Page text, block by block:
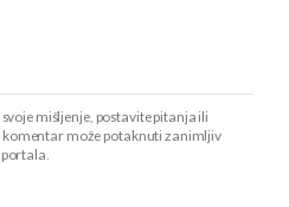
mišljenje, postavite pitanja ili
komentar može potaknuti zanimljiv